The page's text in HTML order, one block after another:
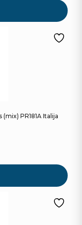
PR181A Italija